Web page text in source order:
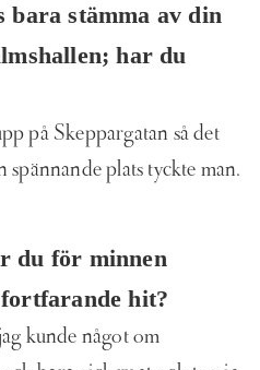
bara stämma av din
har du
på Skeppargatan så det
plats tyckte man.
du för minnen
hit?
kunde något om